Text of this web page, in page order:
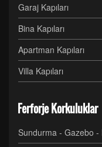
Garaj Kapıları
Bina Kapıları
Apartman Kapıları
Villa Kapıları
Ferforje Korkuluklar
Sundurma - Gazebo -